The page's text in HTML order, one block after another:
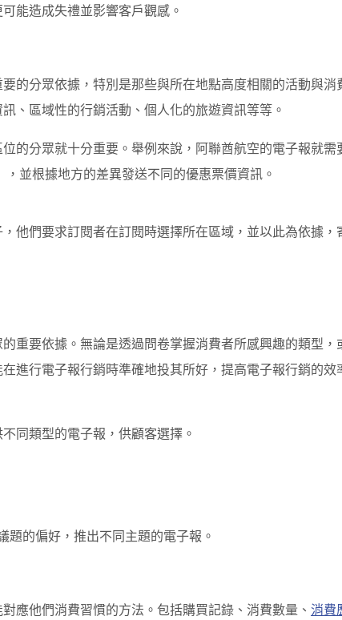
能造成失禮並影響客戶觀感。
的分眾依據，特別是那些與所在地點高度相關的活動與消
、區域性的行銷活動、個人化的旅遊資訊等等。
的分眾就十分重要。舉例來說，阿聯酋航空的電子報就需
並根據地方的差異發送不同的優惠票價資訊。
他們要求訂閱者在訂閱時選擇所在區域，並以此為依據，
重要依據。無論是透過問卷掌握消費者所感興趣的類型，
進行電子報行銷時準確地投其所好，提高電子報行銷的效
同類型的電子報，供顧客選擇。
題的偏好，推出不同主題的電子報。
應他們消費習慣的方法。包括購買記錄、消費數量、 消費